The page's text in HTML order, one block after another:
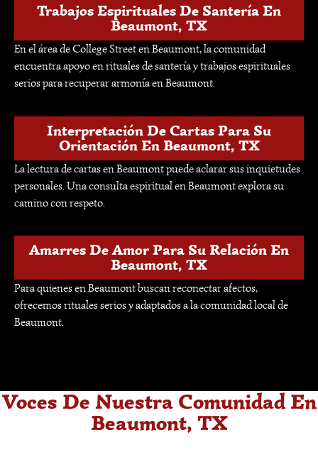
Trabajos Espirituales De Santería En
Beaumont, TX
En el área de College Street en Beaumont, la comunidad
encuentra apoyo en rituales de santería y trabajos espirituales
serios para recuperar armonía en Beaumont.
Interpretación De Cartas Para Su
Orientación En Beaumont, TX
La lectura de cartas en Beaumont puede aclarar sus inquietudes
personales. Una consulta espiritual en Beaumont explora su
camino con respeto.
Amarres De Amor Para Su Relación En
Beaumont, TX
Para quienes en Beaumont buscan reconectar afectos,
ofrecemos rituales serios y adaptados a la comunidad local de
Beaumont.
Voces De Nuestra Comunidad En
Beaumont, TX